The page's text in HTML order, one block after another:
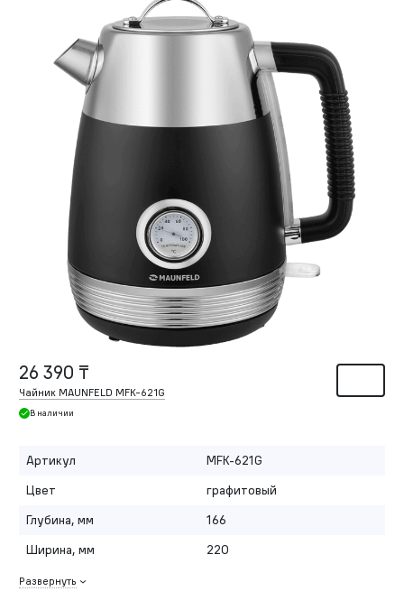
26 390 ₸
Чайник MAUNFELD MFK-621G
В наличии
Артикул
MFK-621G
Цвет
графитовый
Глубина, мм
166
Ширина, мм
220
Развернуть